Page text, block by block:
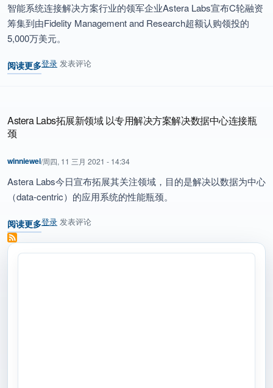
智能系统连接解决方案行业的领军企业Astera Labs宣布C轮融资
筹集到由Fidelity Management and Research超额认购领投的
5,000万美元。
阅读更多
关于 Astera Labs获5,000万美元C轮融资，以9.5亿美元的估值加速产
登录 发表评论
Astera Labs拓展新领域 以专用解决方案解决数据中心连接瓶
颈
winniewei/周四, 11 三月 2021 - 14:34
Astera Labs今日宣布拓展其关注领域，目的是解决以数据为中心
（data-centric）的应用系统的性能瓶颈。
阅读更多
关于 Astera Labs拓展新领域 以专用解决方案解决数据中心连接瓶颈
登录 发表评论